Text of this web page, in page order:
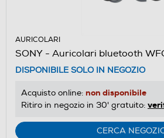
AURICOLARI
SONY - Auricolari bluetooth
DISPONIBILE SOLO IN NEGOZIO
Acquisto online: non disponibile
Ritiro in negozio in 30' gratuito:
CERCA